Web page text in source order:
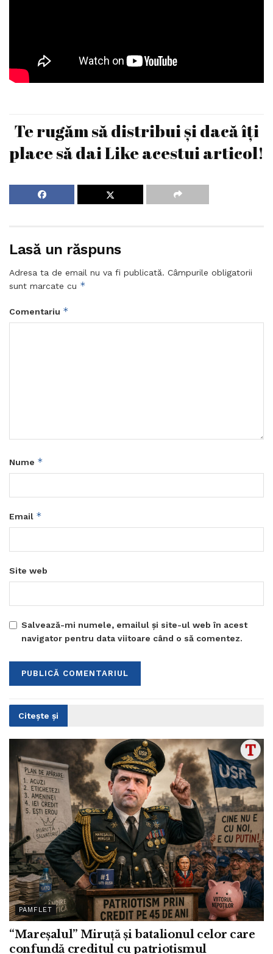
Te rugăm să distribui și dacă îți
place să dai Like acestui articol!
Lasă un răspuns
Adresa ta de email nu va fi publicată. Câmpurile obligatorii
sunt marcate cu *
Comentariu *
Nume *
Email *
Site web
Salvează-mi numele, emailul și site-ul web în acest
navigator pentru data viitoare când o să comentez.
Citește și
PAMFLET
“Mareșalul” Miruță și batalionul celor care
confundă creditul cu patriotismul